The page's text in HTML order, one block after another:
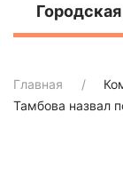
Главная
Тамбова назвал